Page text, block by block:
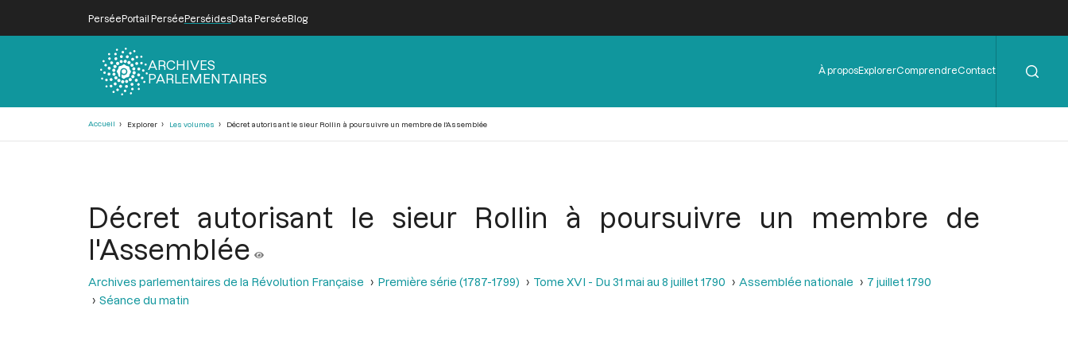
PerséePortail PerséePerséidesData PerséeBlog
ARCHIVES
PARLEMENTAIRES
Menu
de
À proposExplorerComprendreContact
Accueil Explorer Les volumes Décret autorisant le sieur Rollin à poursuivre un membre de l'Assemblée
Décret autorisant le sieur Rollin à poursuivre un membre de
l'Assemblée
Archives parlementaires de la Révolution Française Première série (1787-1799) Tome XVI - Du 31 mai au 8 juillet 1790 Assemblée nationale
7 juillet 1790
Séance du matin